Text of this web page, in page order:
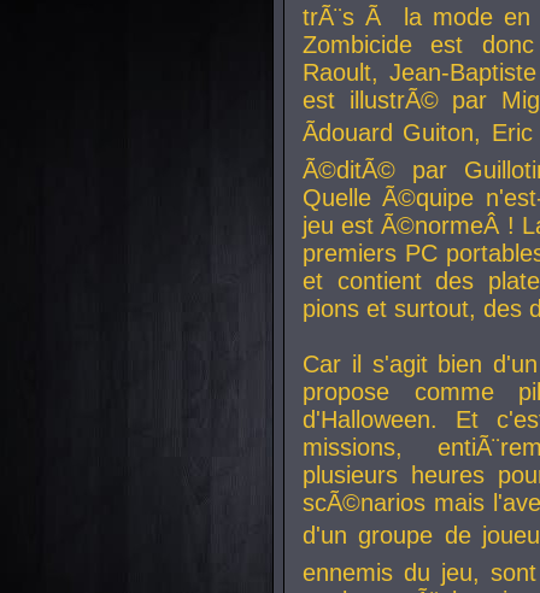
trÃ¨s Ã la mode en
Zombicide est
Raoult, Jean-
est illustrÃ© par
Ãdouard Guiton,
Ã©ditÃ© par
Quelle Ã©quipe
jeu est Ã©normeÂ !
premiers PC
et contient des
pions et surtout, des
Car il s'agit bien
propose comme
d'Halloween. Et
missions,
plusieurs heures
scÃ©narios mais
d'un groupe de
ennemis du jeu,